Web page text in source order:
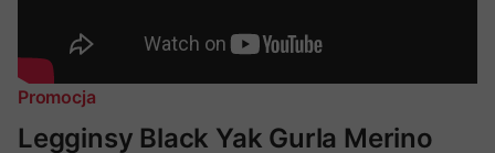
Promocja
Legginsy Black Yak Gurla Merino